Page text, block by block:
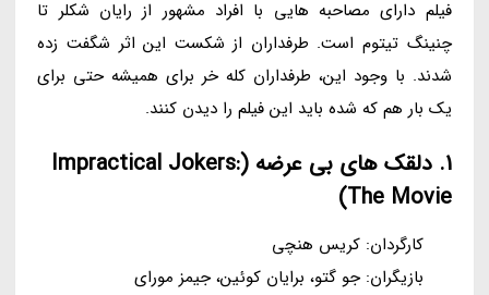
فیلم دارای مصاحبه هایی با افراد مشهور از رایان شکلر تا
چنینگ تیتوم است. طرفداران از شکست این اثر شگفت زده
شدند. با وجود این، طرفداران کله خر برای همیشه حتی برای
یک بار هم که شده باید این فیلم را دیدن کنند.
1. دلقک های بی عرضه (Impractical Jokers:
The Movie)
کارگردان: کریس هنچی
بازیگران: جو گتو، برایان کوئین، جیمز مورای